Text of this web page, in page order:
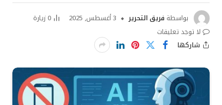
بواسطة فريق التحرير 3 أغسطس, 2025 0زيارة
لا توجد تعليقات
شاركها